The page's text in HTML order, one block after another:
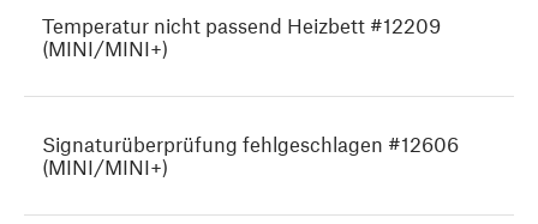
Temperatur nicht passend Heizbett #12209
(MINI/MINI+)
Signaturüberprüfung fehlgeschlagen #12606
(MINI/MINI+)